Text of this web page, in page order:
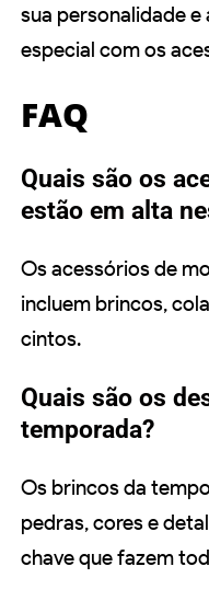
sua personalidade
especial com os
FAQ
Quais são os
estão em alta
Os acessórios de
incluem brincos,
cintos.
Quais são os
temporada?
Os brincos da
pedras, cores e
chave que fazem